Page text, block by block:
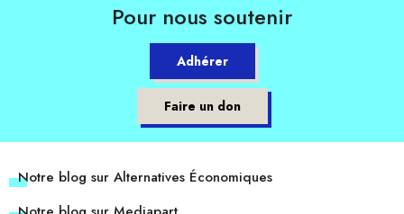
Pour nous soutenir
Adhérer
Faire un don
Notre blog sur Alternatives Économiques